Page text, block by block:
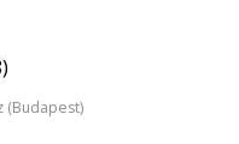
(Budapest)